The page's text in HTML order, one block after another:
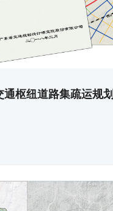
通枢纽道路集疏运规划